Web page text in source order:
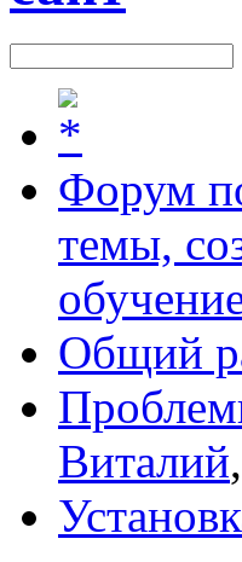
Форум
темы,
Общий
Виталий,